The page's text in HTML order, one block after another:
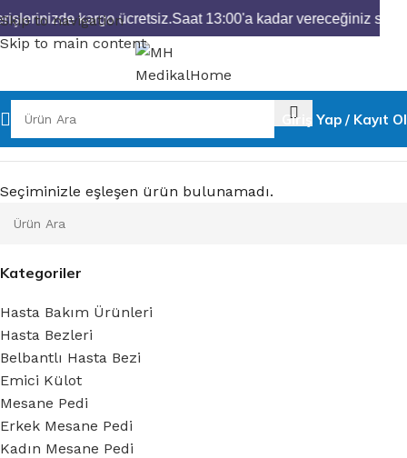
Skip to navigation
Skip to main content
Giriş Yap / Kayıt Ol
Kategoriler
Hasta Bakım Ürünleri
Hasta Bezleri
Belbantlı Hasta Bezi
Emici Külot
Mesane Pedi
Erkek Mesane Pedi
Kadın Mesane Pedi
Seçiminizle eşleşen ürün bulunamadı.
kargo ücretsiz.Saat 13:00'a kadar vereceğiniz